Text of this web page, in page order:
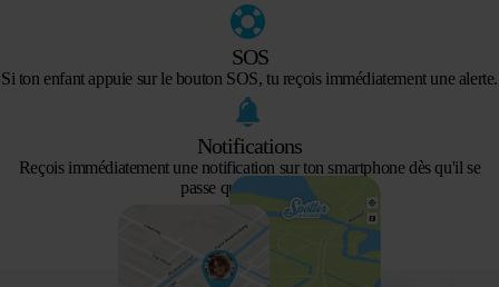
SOS
Si ton enfant appuie sur le bouton SOS, tu reçois immédiatement une alerte.
Notifications
Reçois immédiatement une notification sur ton smartphone dès qu'il se
passe quelque chose.